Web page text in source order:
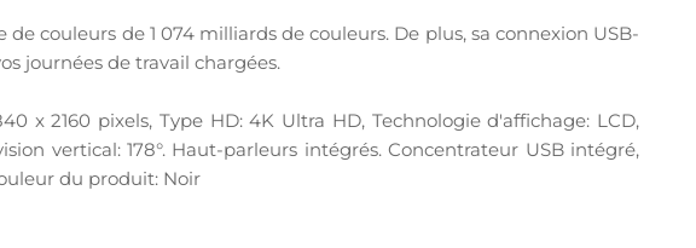
couleurs de 1 074 milliards de couleurs. De plus, sa connexion USB-
journées de travail chargées.
x 2160 pixels, Type HD: 4K Ultra HD, Technologie d'affichage: LCD,
vertical: 178°. Haut-parleurs intégrés. Concentrateur USB intégré,
du produit: Noir